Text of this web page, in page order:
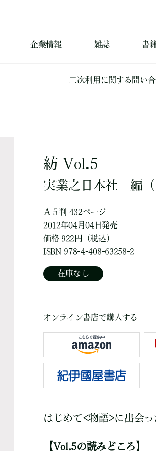
企業情報 雑誌 書
二次利用に関する問い
紡 Vol.5
実業之日本社 編
Ａ５判 432ページ
2012年04月04日発売
価格 922円（税込）
ISBN 978-4-408-63258-2
在庫なし
オンライン書店で購入する
はじめて<物語>に出会
【Vol.5の読みどころ】